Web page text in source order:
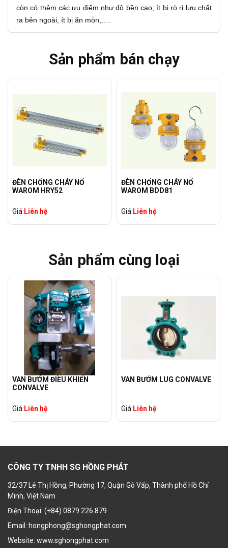
còn có thêm các ưu điểm như độ bền cao, ít bị rò rỉ lưu chất
ra bên ngoài, ít bị ăn mòn,….
Sản phẩm bán chạy
ĐÈN CHỐNG CHÁY NỔ
WAROM HRY52
Giá: Liên hệ
ĐÈN CHỐNG CHÁY NỔ
WAROM BDD81
Giá: Liên hệ
Sản phẩm cùng loại
VAN BƯỚM ĐIỀU KHIỂN
CONVALVE
Giá: Liên hệ
VAN BƯỚM LUG CONVALVE
Giá: Liên hệ
CÔNG TY TNHH SG HỒNG PHÁT
32/37 Lê Thị Hồng, Phường 17, Quận Gò Vấp, Thành phố Hồ Chí
Minh, Việt Nam
Điện Thoại: (+84) 0879 226 879
Email: hongphong@sghongphat.com
Website: www.sghongphat.com